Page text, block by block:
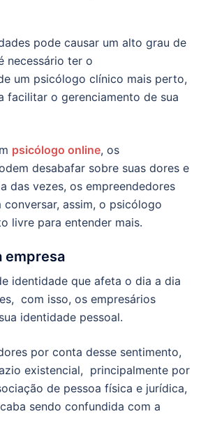
pode causar um alto grau de
necessário ter o
um psicólogo clínico mais perto,
facilitar o gerenciamento de sua
psicólogo online, os
desabafar sobre suas dores e
das vezes, os empreendedores
assim, o psicólogo
livre para entender mais.
empresa
identidade que afeta o dia a dia
com isso, os empresários
identidade pessoal.
por conta desse sentimento,
existencial, principalmente por
de pessoa física e jurídica,
sendo confundida com a